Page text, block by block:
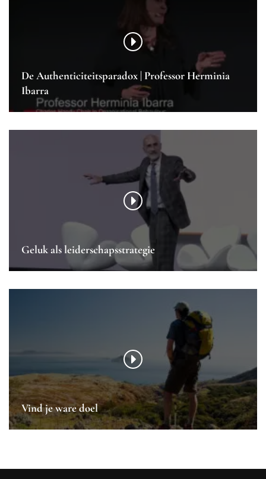
De Authenticiteitsparadox | Professor Herminia
Ibarra
Geluk als leiderschapsstrategie
Vind je ware doel